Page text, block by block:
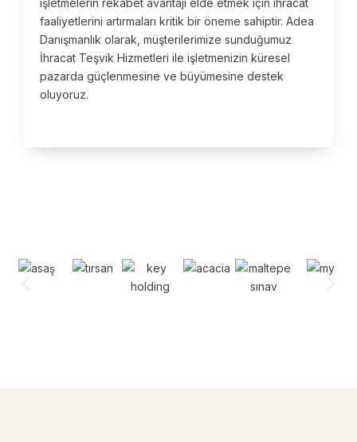
işletmelerin rekabet avantajı elde etmek için ihracat
faaliyetlerini artırmaları kritik bir öneme sahiptir. Adea
Danışmanlık olarak, müşterilerimize sunduğumuz
İhracat Teşvik Hizmetleri ile işletmenizin küresel
pazarda güçlenmesine ve büyümesine destek
oluyoruz.